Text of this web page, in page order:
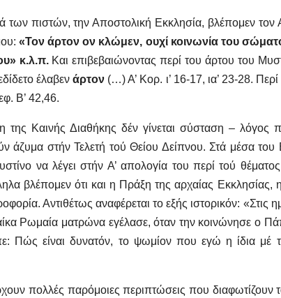
πιστών, την Αποστολική Εκκλησία, βλέπομεν τον
«Τον άρτον ον κλώμεν, ουχί κοινωνία του
κ.λ.π. Και επιβεβαιώνοντας περί του άρτου του
έλαβεν άρτον(…) Α’ Κορ. ι’ 16-17, ια’ 23-28.
Β’ 42,46.
Καινής Διαθήκης δέν γίνεται σύσταση – λόγος
άζυμα στήν Τελετή τού Θείου Δείπνου. Στά μέσα του
να λέγει στήν Α’ απολογία του περί τού
βλέπομεν ότι και η Πράξη της αρχαίας
Αντιθέτως αναφέρεται το εξής ιστορικόν:
Ρωμαία ματρώνα εγέλασε, όταν την κοινώνησε ο
Πώς είναι δυνατόν, το ψωμίον που εγώ η ίδια μέ
πολλές παρόμοιες περιπτώσεις που διαφωτίζουν